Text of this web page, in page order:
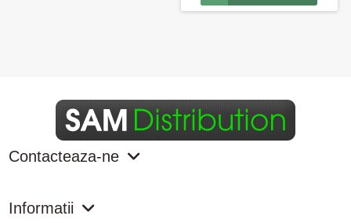
Contacteaza-ne
Informatii